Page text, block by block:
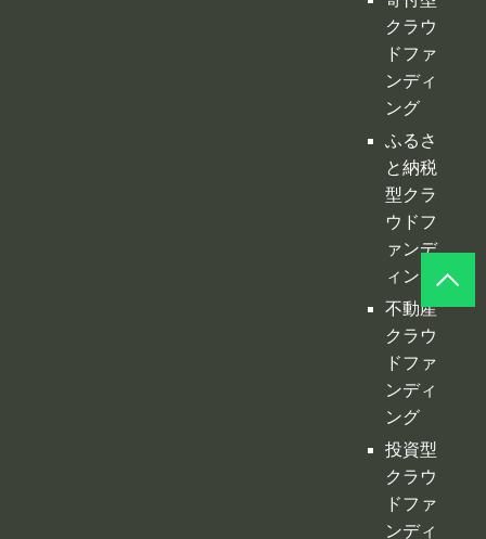
クラウ
ドファ
ンディ
ング
ふるさ
と納税
型クラ
ウドフ
ァンデ
ィング
不動産
クラウ
ドファ
ンディ
ング
投資型
クラウ
ドファ
ンディ